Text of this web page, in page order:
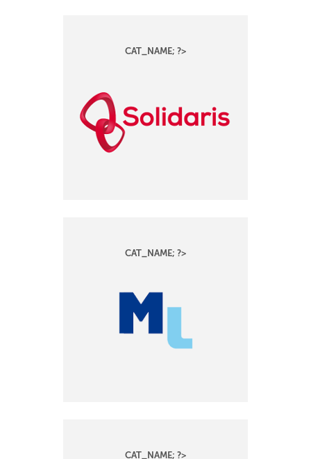
CAT_NAME; ?>
CAT_NAME; ?>
CAT_NAME; ?>